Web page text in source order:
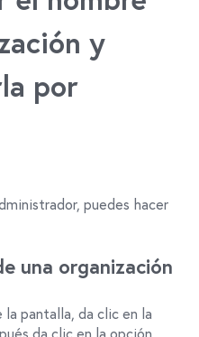
y
por
puedes hacer
una organización
la pantalla, da clic en la